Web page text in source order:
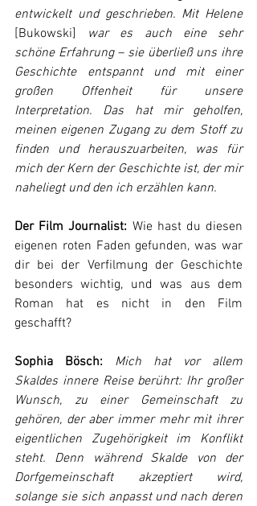
entwickelt und geschrieben. Mit Helene
[Bukowski] war es auch eine sehr
schöne Erfahrung – sie überließ uns ihre
Geschichte entspannt und mit einer
großen Offenheit für unsere
Interpretation. Das hat mir geholfen,
meinen eigenen Zugang zu dem Stoff zu
finden und herauszuarbeiten, was für
mich der Kern der Geschichte ist, der mir
naheliegt und den ich erzählen kann.
Der Film Journalist: Wie hast du diesen
eigenen roten Faden gefunden, was war
dir bei der Verfilmung der Geschichte
besonders wichtig, und was aus dem
Roman hat es nicht in den Film
geschafft?
Sophia Bösch: Mich hat vor allem
Skaldes innere Reise berührt: Ihr großer
Wunsch, zu einer Gemeinschaft zu
gehören, der aber immer mehr mit ihrer
eigentlichen Zugehörigkeit im Konflikt
steht. Denn während Skalde von der
Dorfgemeinschaft akzeptiert wird,
solange sie sich anpasst und nach deren